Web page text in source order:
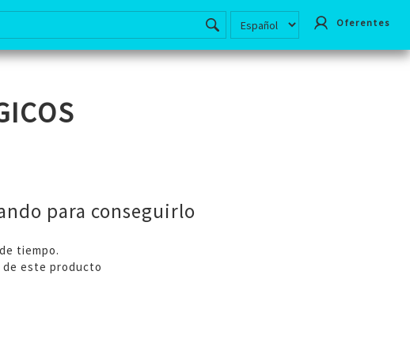
Oferentes
para conseguirlo
tiempo.
de este producto